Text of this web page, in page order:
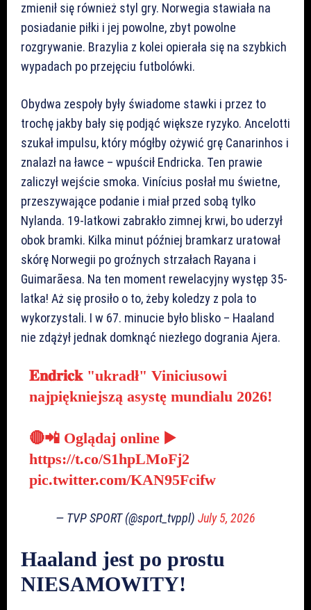
zmienił się również styl gry. Norwegia stawiała na
posiadanie piłki i jej powolne, zbyt powolne
rozgrywanie. Brazylia z kolei opierała się na szybkich
wypadach po przejęciu futbolówki.
Obydwa zespoły były świadome stawki i przez to
trochę jakby bały się podjąć większe ryzyko. Ancelotti
szukał impulsu, który mógłby ożywić grę Canarinhos i
znalazł na ławce – wpuścił Endricka. Ten prawie
zaliczył wejście smoka. Vinícius posłał mu świetne,
przeszywające podanie i miał przed sobą tylko
Nylanda. 19-latkowi zabrakło zimnej krwi, bo uderzył
obok bramki. Kilka minut później bramkarz uratował
skórę Norwegii po groźnych strzałach Rayana i
Guimarãesa. Na ten moment rewelacyjny występ 35-
latka! Aż się prosiło o to, żeby koledzy z pola to
wykorzystali. I w 67. minucie było blisko – Haaland
nie zdążył jednak domknąć niezłego dogrania Ajera.
𝐄𝐧𝐝𝐫𝐢𝐜𝐤 "ukradł" Viniciusowi
najpiękniejszą asystę mundialu 2026!
🔴📲 Oglądaj online ▶️
https://t.co/S1hpLMoFj2
pic.twitter.com/KAN95Fcifw
— TVP SPORT (@sport_tvppl) July 5, 2026
Haaland jest po prostu
NIESAMOWITY!